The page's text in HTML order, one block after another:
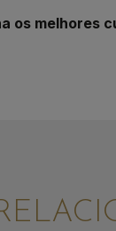
os melhores